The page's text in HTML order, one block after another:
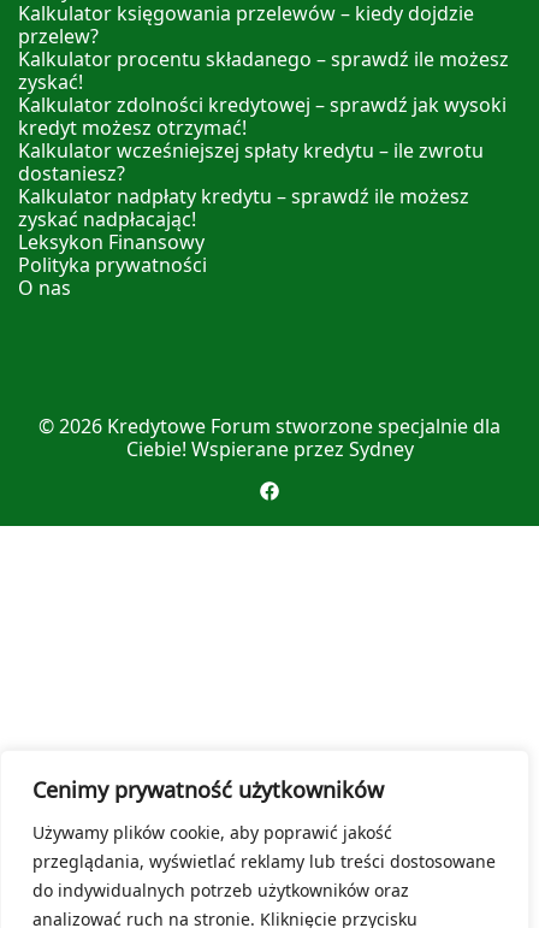
Cenimy prywatność użytkowników
Używamy plików cookie, aby poprawić jakość
przeglądania, wyświetlać reklamy lub treści dostosowane
do indywidualnych potrzeb użytkowników oraz
analizować ruch na stronie. Kliknięcie przycisku
Kalkulator księgowania przelewów – kiedy dojdzie
przelew?
Kalkulator procentu składanego – sprawdź ile możesz
zyskać!
Kalkulator zdolności kredytowej – sprawdź jak wysoki
kredyt możesz otrzymać!
Kalkulator wcześniejszej spłaty kredytu – ile zwrotu
dostaniesz?
Kalkulator nadpłaty kredytu – sprawdź ile możesz
zyskać nadpłacając!
Leksykon Finansowy
Polityka prywatności
O nas
© 2026 Kredytowe Forum stworzone specjalnie dla
Ciebie! Wspierane przez Sydney